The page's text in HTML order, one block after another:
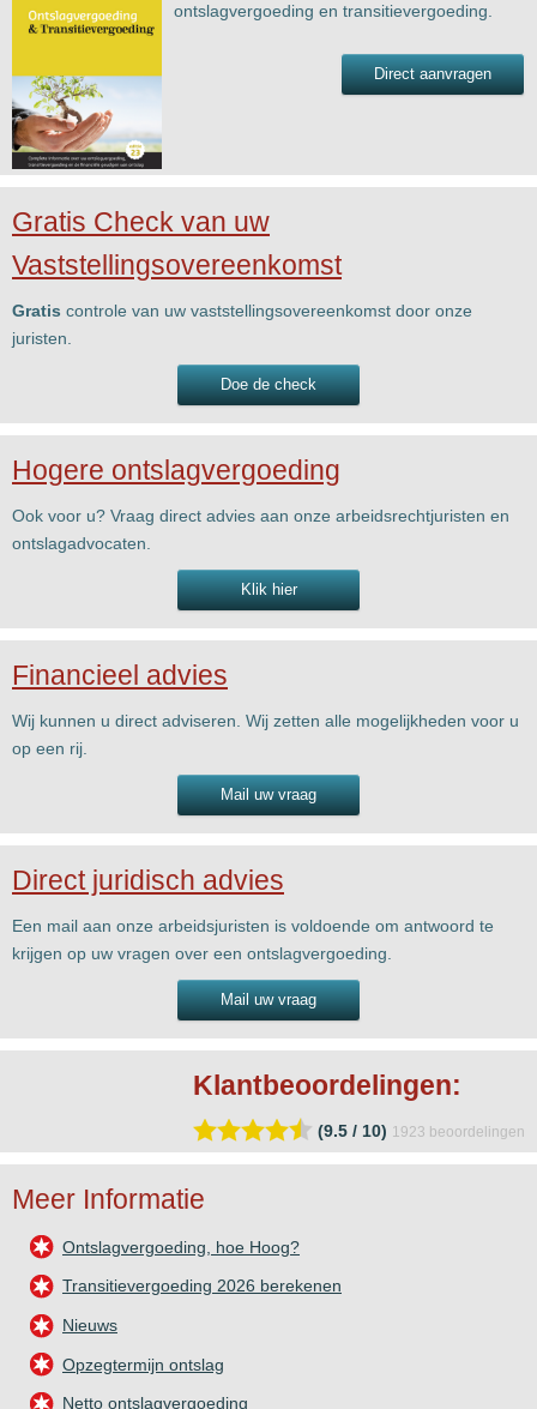
ontslagvergoeding en transitievergoeding.
Direct aanvragen
Gratis Check van uw
Vaststellingsovereenkomst
Gratis controle van uw vaststellingsovereenkomst door onze
juristen.
Doe de check
Hogere ontslagvergoeding
Ook voor u? Vraag direct advies aan onze arbeidsrechtjuristen en
ontslagadvocaten.
Klik hier
Financieel advies
Wij kunnen u direct adviseren. Wij zetten alle mogelijkheden voor u
op een rij.
Mail uw vraag
Direct juridisch advies
Een mail aan onze arbeidsjuristen is voldoende om antwoord te
krijgen op uw vragen over een ontslagvergoeding.
Mail uw vraag
Klantbeoordelingen:
(9.5 / 10) 1923 beoordelingen
Meer Informatie
Ontslagvergoeding, hoe Hoog?
Transitievergoeding 2026 berekenen
Nieuws
Opzegtermijn ontslag
Netto ontslagvergoeding